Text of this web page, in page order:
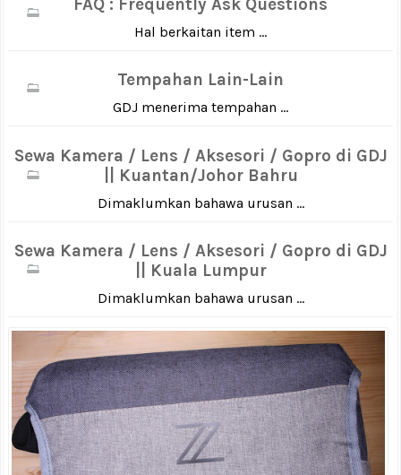
FAQ : Frequently Ask Questions
Hal berkaitan item ...
Tempahan Lain-Lain
GDJ menerima tempahan ...
Sewa Kamera / Lens / Aksesori / Gopro di GDJ
|| Kuantan/Johor Bahru
Dimaklumkan bahawa urusan ...
Sewa Kamera / Lens / Aksesori / Gopro di GDJ
|| Kuala Lumpur
Dimaklumkan bahawa urusan ...